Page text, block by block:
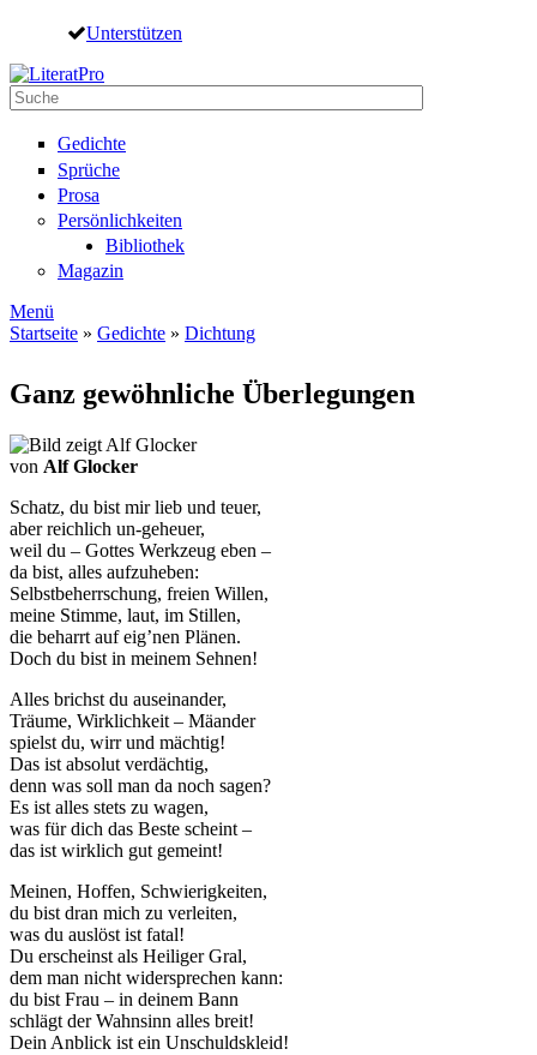
Direkt zum Inhalt
Unterstützen
Suche
Gedichte
Sprüche
Prosa
Persönlichkeiten
Bibliothek
Magazin
Menü
Startseite » Gedichte » Dichtung
Ganz gewöhnliche Überlegungen
von Alf Glocker
Schatz, du bist mir lieb und teuer,
aber reichlich un-geheuer,
weil du – Gottes Werkzeug eben –
da bist, alles aufzuheben:
Selbstbeherrschung, freien Willen,
meine Stimme, laut, im Stillen,
die beharrt auf eig’nen Plänen.
Doch du bist in meinem Sehnen!
Alles brichst du auseinander,
Träume, Wirklichkeit – Mäander
spielst du, wirr und mächtig!
Das ist absolut verdächtig,
denn was soll man da noch sagen?
Es ist alles stets zu wagen,
was für dich das Beste scheint –
das ist wirklich gut gemeint!
Meinen, Hoffen, Schwierigkeiten,
du bist dran mich zu verleiten,
was du auslöst ist fatal!
Du erscheinst als Heiliger Gral,
dem man nicht widersprechen kann:
du bist Frau – in deinem Bann
schlägt der Wahnsinn alles breit!
Dein Anblick ist ein Unschuldskleid!